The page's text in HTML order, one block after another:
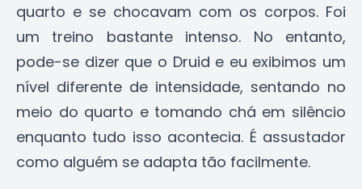
quarto e se chocavam com os corpos. Foi
um treino bastante intenso. No entanto,
pode-se dizer que o Druid e eu exibimos um
nível diferente de intensidade, sentando no
meio do quarto e tomando chá em silêncio
enquanto tudo isso acontecia. É assustador
como alguém se adapta tão facilmente.